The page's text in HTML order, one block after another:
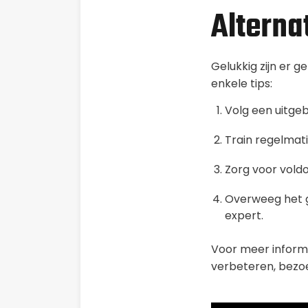
Gelukkig zijn er
enkele tips:
Volg een
Train
Zorg voor
Overweeg het
expert.
Voor meer
verbeteren,